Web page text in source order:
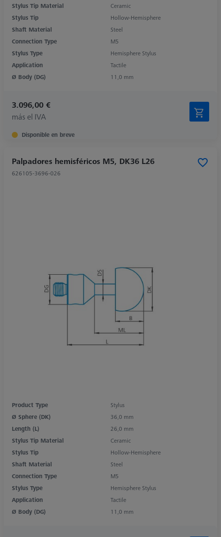
Stylus Tip Material
Ceramic
Stylus Tip
Hollow-Hemisphere
Shaft Material
Steel
Connection Type
M5
Stylus Type
Hemisphere Stylus
Application
Tactile
Ø Body (DG)
11,0 mm
3.096,00 €
más el IVA
Disponible en breve
Palpadores hemisféricos M5, DK36 L26
626105-3696-026
Product Type
Stylus
Ø Sphere (DK)
36,0 mm
Length (L)
26,0 mm
Stylus Tip Material
Ceramic
Stylus Tip
Hollow-Hemisphere
Shaft Material
Steel
Connection Type
M5
Stylus Type
Hemisphere Stylus
Application
Tactile
Ø Body (DG)
11,0 mm